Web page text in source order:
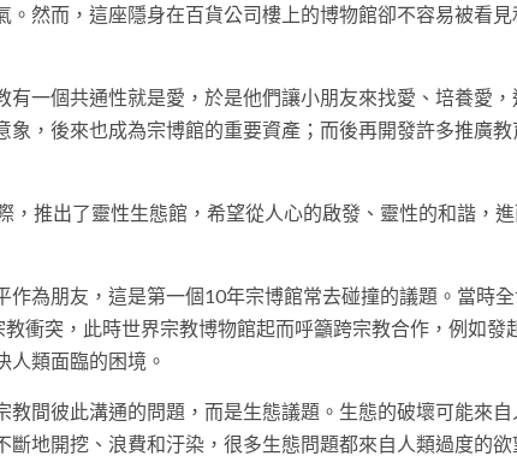
然而，這座隱身在百貨公司樓上的博物館卻不容易被看見
一個共通性就是愛，於是他們讓小朋友來找愛、培養愛
，後來也成為宗博館的重要資產；而後再開發許多推廣教
，推出了靈性生態館，希望從人心的啟發、靈性的和諧，
作為朋友，這是第一個10年宗博館常去碰撞的議題。當時
衝突，此時世界宗教博物館起而呼籲跨宗教合作，例如發
人類面臨的困境。
間彼此溝通的問題，而是生態議題。生態的破壞可能來
地開挖、浪費和汙染，很多生態問題都來自人類過度的